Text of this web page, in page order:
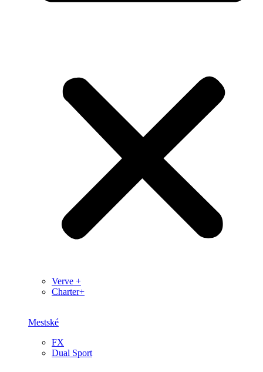
Verve +
Charter+
Mestské
FX
Dual Sport